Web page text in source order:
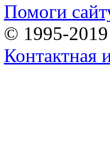
Помоги
© 1995-
Контактная